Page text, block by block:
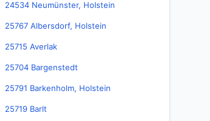
24534 Neumünster, Holstein
25767 Albersdorf, Holstein
25715 Averlak
25704 Bargenstedt
25791 Barkenholm, Holstein
25719 Barlt